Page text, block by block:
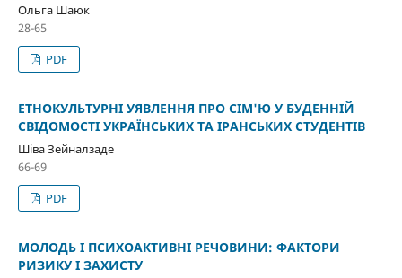
Ольга Шаюк
28-65
PDF
ЕТНОКУЛЬТУРНІ УЯВЛЕННЯ ПРО СІМ'Ю У БУДЕННІЙ
СВІДОМОСТІ УКРАЇНСЬКИХ ТА ІРАНСЬКИХ СТУДЕНТІВ
Шіва Зейналзаде
66-69
PDF
МОЛОДЬ І ПСИХОАКТИВНІ РЕЧОВИНИ: ФАКТОРИ
РИЗИКУ І ЗАХИСТУ